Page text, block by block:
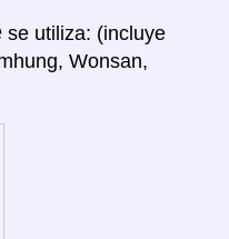
se utiliza: (incluye
Wonsan,